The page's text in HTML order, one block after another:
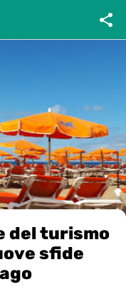
del turismo
sfide